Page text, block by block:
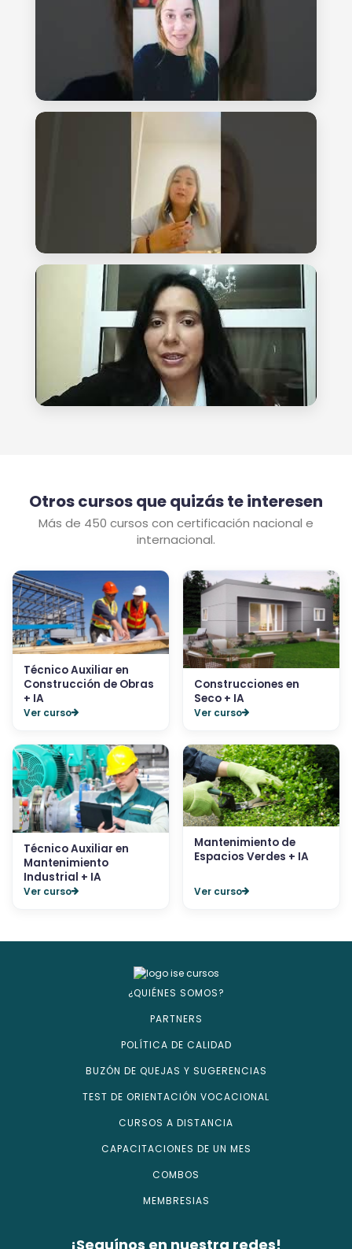
Otros cursos que quizás te interesen
Más de 450 cursos con certificación nacional e
internacional.
Técnico Auxiliar en
Construcción de Obras
+ IA
Ver curso
Construcciones en
Seco + IA
Ver curso
Técnico Auxiliar en
Mantenimiento
Industrial + IA
Ver curso
Mantenimiento de
Espacios Verdes + IA
Ver curso
¿QUIÉNES SOMOS?
PARTNERS
POLÍTICA DE CALIDAD
BUZÓN DE QUEJAS Y SUGERENCIAS
TEST DE ORIENTACIÓN VOCACIONAL
CURSOS A DISTANCIA
CAPACITACIONES DE UN MES
COMBOS
MEMBRESIAS
¡Seguínos en nuestra redes!